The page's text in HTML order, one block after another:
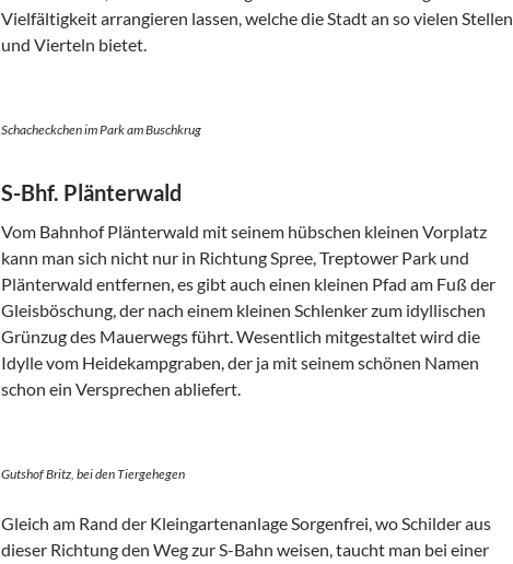
Vielfältigkeit arrangieren lassen, welche die Stadt an so vielen Stellen
und Vierteln bietet.
Schacheckchen im Park am Buschkrug
S-Bhf. Plänterwald
Vom Bahnhof Plänterwald mit seinem hübschen kleinen Vorplatz
kann man sich nicht nur in Richtung Spree, Treptower Park und
Plänterwald entfernen, es gibt auch einen kleinen Pfad am Fuß der
Gleisböschung, der nach einem kleinen Schlenker zum idyllischen
Grünzug des Mauerwegs führt. Wesentlich mitgestaltet wird die
Idylle vom Heidekampgraben, der ja mit seinem schönen Namen
schon ein Versprechen abliefert.
Gutshof Britz, bei den Tiergehegen
Gleich am Rand der Kleingartenanlage Sorgenfrei, wo Schilder aus
dieser Richtung den Weg zur S-Bahn weisen, taucht man bei einer